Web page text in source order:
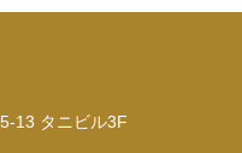
13 タニビル3F